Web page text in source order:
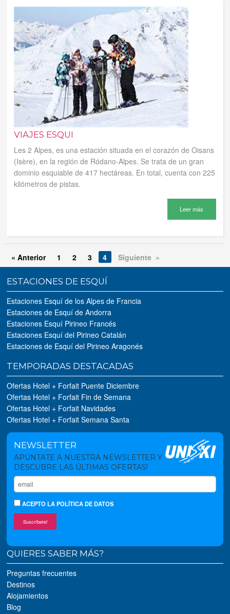
VIAJES ESQUI
Les 2 Alpes, es una estación situada en el corazón de Oisans
(Isère), en la región de Ródano-Alpes. Se trata de un gran
dominio esquiable de 417 hectáreas. En total, cuenta con 225
kilómetros de pistas.
Leer más
« Anterior 1 2 3 4 Siguiente »
ESTACIONES DE ESQUÍ
Estaciones Esquí de los Alpes de Francia
Estaciones de Esquí de Andorra
Estaciones Esquí Pirineo Francés
Estaciones Esquí del Pirineo Catalán
Estaciones de Esquí del Pirineo Aragonés
TEMPORADAS DESTACADAS
Ofertas Hotel + Forfait Puente Diciembre
Ofertas Hotel + Forfait Fin de Semana
Ofertas Hotel + Forfait Navidades
Ofertas Hotel + Forfait Semana Santa
NEWSLETTER
APÚNTATE A NUESTRA NEWSLETTER Y
DESCUBRE LAS ÚLTIMAS OFERTAS!
ACEPTOLA POLÍTICA DE DATOS
Suscríbete!
QUIERES SABER MÁS?
Preguntas frecuentes
Destinos
Alojamientos
Blog